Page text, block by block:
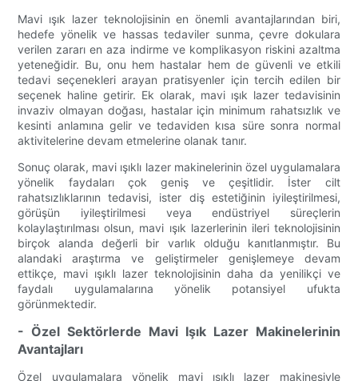
Mavi ışık lazer teknolojisinin en önemli avantajlarından biri,
hedefe yönelik ve hassas tedaviler sunma, çevre dokulara
verilen zararı en aza indirme ve komplikasyon riskini azaltma
yeteneğidir. Bu, onu hem hastalar hem de güvenli ve etkili
tedavi seçenekleri arayan pratisyenler için tercih edilen bir
seçenek haline getirir. Ek olarak, mavi ışık lazer tedavisinin
invaziv olmayan doğası, hastalar için minimum rahatsızlık ve
kesinti anlamına gelir ve tedaviden kısa süre sonra normal
aktivitelerine devam etmelerine olanak tanır.
Sonuç olarak, mavi ışıklı lazer makinelerinin özel uygulamalara
yönelik faydaları çok geniş ve çeşitlidir. İster cilt
rahatsızlıklarının tedavisi, ister diş estetiğinin iyileştirilmesi,
görüşün iyileştirilmesi veya endüstriyel süreçlerin
kolaylaştırılması olsun, mavi ışık lazerlerinin ileri teknolojisinin
birçok alanda değerli bir varlık olduğu kanıtlanmıştır. Bu
alandaki araştırma ve geliştirmeler genişlemeye devam
ettikçe, mavi ışıklı lazer teknolojisinin daha da yenilikçi ve
faydalı uygulamalarına yönelik potansiyel ufukta
görünmektedir.
- Özel Sektörlerde Mavi Işık Lazer Makinelerinin
Avantajları
Özel uygulamalara yönelik mavi ışıklı lazer makinesiyle